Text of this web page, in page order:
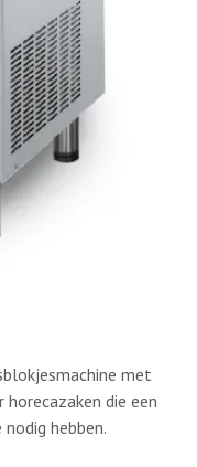
met
die een
hebben.